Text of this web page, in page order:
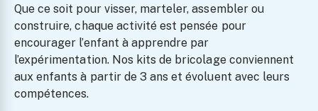
Que ce soit pour visser, marteler, assembler ou
construire, chaque activité est pensée pour
encourager l’enfant à apprendre par
l’expérimentation. Nos kits de bricolage conviennent
aux enfants à partir de 3 ans et évoluent avec leurs
compétences.